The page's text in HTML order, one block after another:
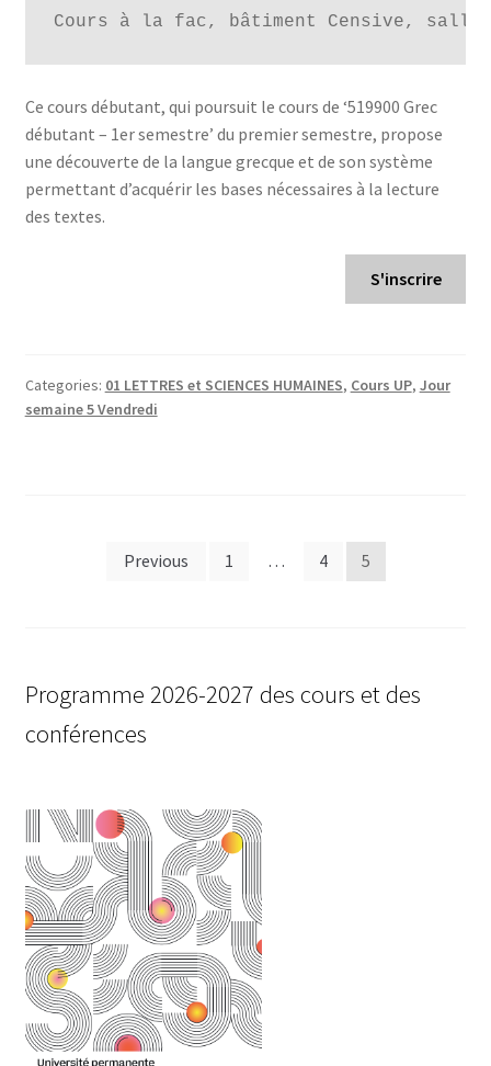
Cours à la fac, bâtiment Censive, salle
Ce cours débutant, qui poursuit le cours de ‘519900 Grec
débutant – 1er semestre’ du premier semestre, propose
une découverte de la langue grecque et de son système
permettant d’acquérir les bases nécessaires à la lecture
des textes.
S'inscrire
Categories: 01 LETTRES et SCIENCES HUMAINES, Cours UP, Jour
semaine 5 Vendredi
Pagination
publications
Previous 1 … 4 5
Programme 2026-2027 des cours et des
conférences